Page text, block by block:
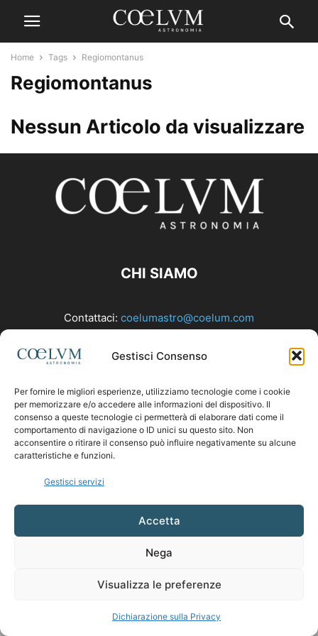
Gestisci Consenso
Per fornire le migliori esperienze, utilizziamo tecnologie come i cookie
per memorizzare e/o accedere alle informazioni del dispositivo. Il
consenso a queste tecnologie ci permetterà di elaborare dati come il
comportamento di navigazione o ID unici su questo sito. Non
acconsentire o ritirare il consenso può influire negativamente su alcune
caratteristiche e funzioni.
Gestisci servizi
Accetta
Nega
Visualizza le preferenze
Dichiarazione sulla Privacy
Home Tags Regiomontanus
Regiomontanus
Nessun Articolo da visualizzare
CHI SIAMO
Contattaci: coelumastro@coelum.com
SEGUICI